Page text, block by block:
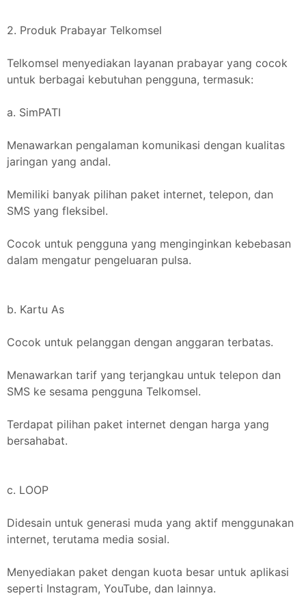
2. Produk Prabayar Telkomsel
Telkomsel menyediakan layanan prabayar yang cocok
untuk berbagai kebutuhan pengguna, termasuk:
a. SimPATI
Menawarkan pengalaman komunikasi dengan kualitas
jaringan yang andal.
Memiliki banyak pilihan paket internet, telepon, dan
SMS yang fleksibel.
Cocok untuk pengguna yang menginginkan kebebasan
dalam mengatur pengeluaran pulsa.
b. Kartu As
Cocok untuk pelanggan dengan anggaran terbatas.
Menawarkan tarif yang terjangkau untuk telepon dan
SMS ke sesama pengguna Telkomsel.
Terdapat pilihan paket internet dengan harga yang
bersahabat.
c. LOOP
Didesain untuk generasi muda yang aktif menggunakan
internet, terutama media sosial.
Menyediakan paket dengan kuota besar untuk aplikasi
seperti Instagram, YouTube, dan lainnya.